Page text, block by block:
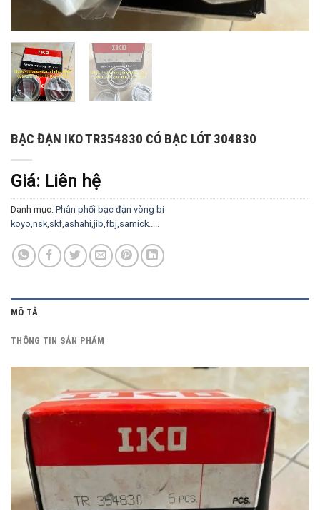
BẠC ĐẠN IKO TR354830 CÓ BẠC LÓT 304830
Giá: Liên hệ
Danh mục: Phân phối bạc đạn vòng bi
koyo,nsk,skf,ashahi,jib,fbj,samick.....
MÔ TẢ
THÔNG TIN SẢN PHẨM